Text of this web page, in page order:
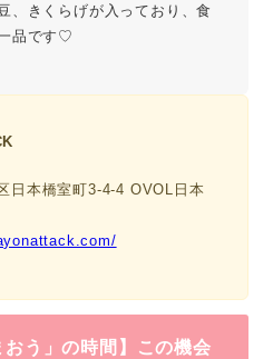
、きくらげが入っており、食
品です♡
日本橋室町3-4-4 OVOL日本
おう」の時間】この機会